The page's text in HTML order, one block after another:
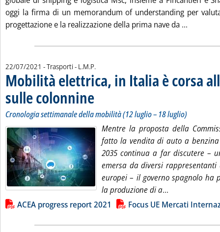
oggi la firma di un memorandum of understanding per
progettazione e la realizzazione della prima nave da ...
22/07/2021 - Trasporti - di:
L.M.P.
Mobilità elettrica, in Italia è corsa
sulle colonnine
Cronologia settimanale della mobilità (12 luglio – 18 luglio)
Mentre la proposta della
fatto la vendita di auto a
2035 continua a far discutere –
emersa da diversi
europei – il governo spagnolo ha
la produzione di a...
Lista allegati PDF alla notizia
ACEA progress report 2021 Focus UE Mercati